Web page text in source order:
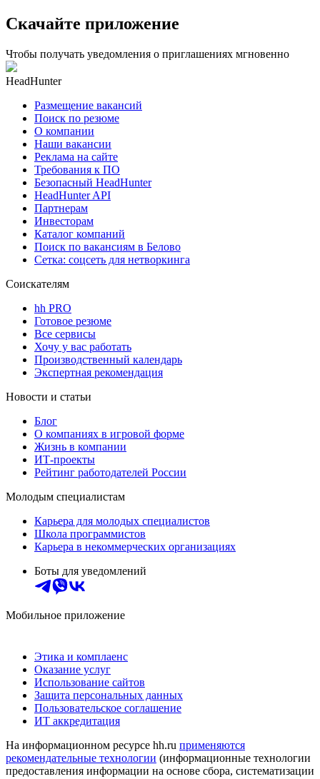
Скачайте приложение
Чтобы получать уведомления о приглашениях мгновенно
HeadHunter
Размещение вакансий
Поиск по резюме
О компании
Наши вакансии
Реклама на сайте
Требования к ПО
Безопасный HeadHunter
HeadHunter API
Партнерам
Инвесторам
Каталог компаний
Поиск по вакансиям в Белово
Сетка: соцсеть для нетворкинга
Соискателям
hh PRO
Готовое резюме
Все сервисы
Хочу у вас работать
Производственный календарь
Экспертная рекомендация
Новости и статьи
Блог
О компаниях в игровой форме
Жизнь в компании
ИТ-проекты
Рейтинг работодателей России
Молодым специалистам
Карьера для молодых специалистов
Школа программистов
Карьера в некоммерческих организациях
Боты для уведомлений
Мобильное приложение
Этика и комплаенс
Оказание услуг
Использование сайтов
Защита персональных данных
Пользовательское соглашение
ИТ аккредитация
На информационном ресурсе hh.ru применяются
рекомендательные технологии (информационные технологии
предоставления информации на основе сбора, систематизации